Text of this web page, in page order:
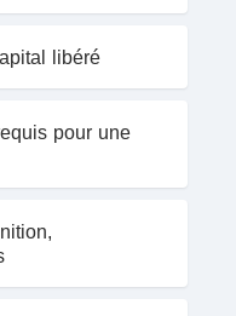
libéré
pour une